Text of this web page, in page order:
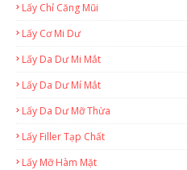
Lấy Chỉ Căng Mũi
Lấy Cơ Mi Dư
Lấy Da Dư Mi Mắt
Lấy Da Dư Mí Mắt
Lấy Da Dư Mỡ Thừa
Lấy Filler Tạp Chất
Lấy Mỡ Hàm Mặt